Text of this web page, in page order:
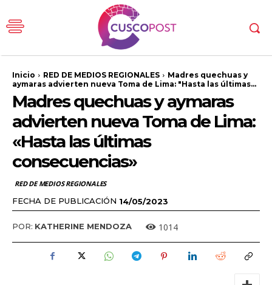
Inicio RED DE MEDIOS REGIONALES
Madres quechuas y
aymaras advierten nueva Toma de Lima: "Hasta las últimas...
Madres quechuas y aymaras
advierten nueva Toma de Lima:
«Hasta las últimas
consecuencias»
RED DE MEDIOS REGIONALES
FECHA DE PUBLICACIÓN 14/05/2023
POR: KATHERINE MENDOZA 1014